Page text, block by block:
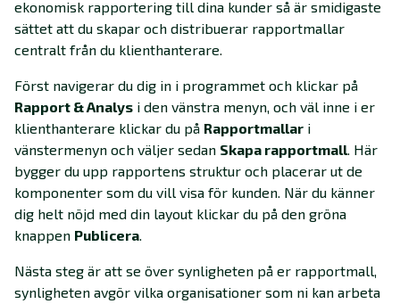
ekonomisk rapportering till dina kunder så är smidigaste
sättet att du skapar och distribuerar rapportmallar
centralt från du klienthanterare.
Först navigerar du dig in i programmet och klickar på
Rapport & Analys i den vänstra menyn, och väl inne i er
klienthanterare klickar du på Rapportmallar i
vänstermenyn och väljer sedan Skapa rapportmall. Här
bygger du upp rapportens struktur och placerar ut de
komponenter som du vill visa för kunden. När du känner
dig helt nöjd med din layout klickar du på den gröna
knappen Publicera.
Nästa steg är att se över synligheten på er rapportmall,
synligheten avgör vilka organisationer som ni kan arbeta